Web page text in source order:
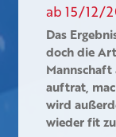
ab 15/12/
Das
doch die
auftrat,
wird
wieder fit